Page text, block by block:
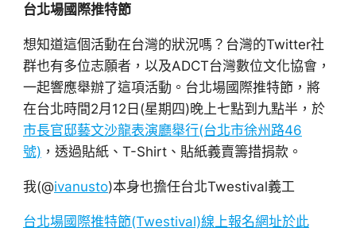
台北場國際推特節
想知道這個活動在台灣的狀況嗎？台灣的Twitter社
群也有多位志願者，以及ADCT台灣數位文化協會，
一起響應舉辦了這項活動。台北場國際推特節，將
在台北時間2月12日(星期四)晚上七點到九點半，於
市長官邸藝文沙龍表演廳舉行(台北市徐州路46
號) ，透過貼紙、T-Shirt、貼紙義賣籌措捐款。
我(@ivanusto)本身也擔任台北Twestival義工
台北場國際推特節(Twestival)線上報名網址於此